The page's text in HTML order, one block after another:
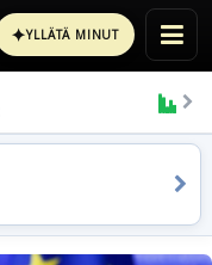
✦YLLÄTÄ MINUT